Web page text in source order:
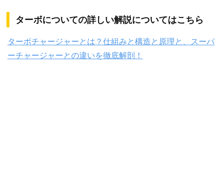
ターボについての詳しい解説についてはこちら
ターボチャージャーとは？仕組みと構造と原理と、スーパ
ーチャージャーとの違いを徹底解剖！